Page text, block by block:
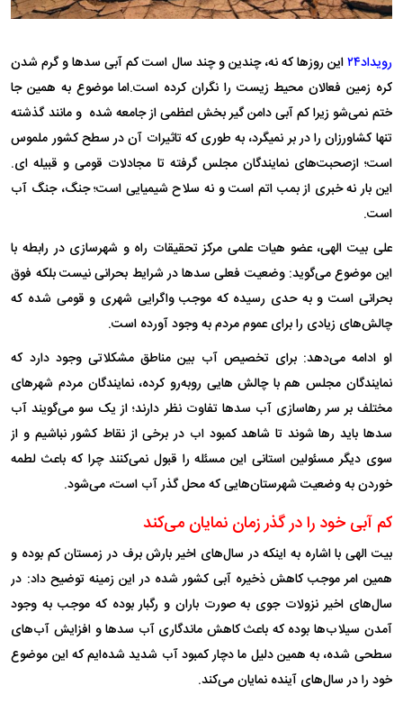
رویداد۲۴
این روز‌ها که نه، چندین و چند سال است کم آبی سد‌ها و گرم شدن
کره زمین فعالان محیط زیست را نگران کرده است.اما موضوع به همین جا
ختم نمی‌شو زیرا کم آبی دامن گیر بخش اعظمی از جامعه شده و مانند گذشته
تنها کشاورزان را در بر نمیگرد، به طوری که تاثیرات آن در سطح کشور ملموس
است؛ ازصحبت‌های نمایندگان مجلس گرفته تا مجادلات قومی و قبیله ای.
این بار نه خبری از بمب اتم است و نه سلاح شیمیایی است؛ جنگ، جنگ آب
است.
علی بیت الهی، عضو هیات علمی مرکز تحقیقات راه و شهر‌سازی در رابطه با
این موضوع می‌گوید: وضعیت فعلی سد‌ها در شرایط بحرانی نیست بلکه فوق
بحرانی است و به حدی رسیده که موجب واگرایی شهری و قومی شده که
چالش‌های زیادی را برای عموم مردم به وجود آورده است.
او ادامه می‌دهد: برای تخصیص آب بین مناطق مشکلاتی وجود دارد که
نمایندگان مجلس هم با چالش هایی روبه‌رو کرده، نمایندگان مردم شهر‌های
مختلف بر سر رها‌سازی آب سد‌ها تفاوت نظر دارند؛ از یک سو می‌گویند آب
سد‌ها باید رها شوند تا شاهد کمبود اب در برخی از نقاط کشور نباشیم و از
سوی دیگر مسئولین استانی این مسئله را قبول نمی‌کنند چرا که باعث لطمه
خوردن به وضعیت شهرستان‌هایی که محل گذر آب است، می‌شود.
کم آبی خود را در گذر زمان نمایان می‌کند
بیت الهی با اشاره به اینکه در سال‌های اخیر بارش برف در زمستان کم بوده و
همین امر موجب کاهش ذخیره آبی کشور شده در این زمینه توضیح داد: در
سال‌های اخیر نزولات جوی به صورت باران و رگبار بوده که موجب به وجود
آمدن سیلاب‌ها بوده که باعث کاهش ماندگاری آب سد‌ها و افزایش آب‌های
سطحی شده، به همین دلیل ما دچار کمبود آب شدید شده‌ایم که این موضوع
خود را در سال‌های آینده نمایان می‌کند.